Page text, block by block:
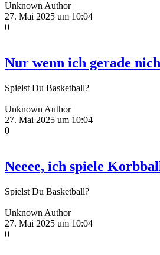
Unknown Author
27. Mai 2025 um 10:04
0
Nur wenn ich gerade
Spielst Du Basketball?
Unknown Author
27. Mai 2025 um 10:04
0
Neeee, ich spiele
Spielst Du Basketball?
Unknown Author
27. Mai 2025 um 10:04
0